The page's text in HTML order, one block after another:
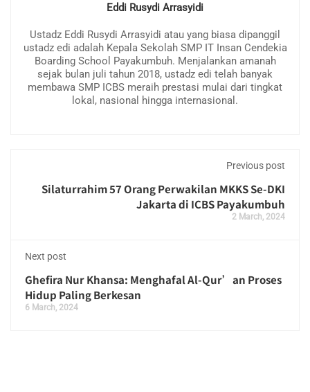
Eddi Rusydi Arrasyidi
Ustadz Eddi Rusydi Arrasyidi atau yang biasa dipanggil
ustadz edi adalah Kepala Sekolah SMP IT Insan Cendekia
Boarding School Payakumbuh. Menjalankan amanah
sejak bulan juli tahun 2018, ustadz edi telah banyak
membawa SMP ICBS meraih prestasi mulai dari tingkat
lokal, nasional hingga internasional.
Previous post
Silaturrahim 57 Orang Perwakilan MKKS Se-DKI
Jakarta di ICBS Payakumbuh
2 March, 2024
Next post
Ghefira Nur Khansa: Menghafal Al-Qur’an Proses
Hidup Paling Berkesan
6 March, 2024